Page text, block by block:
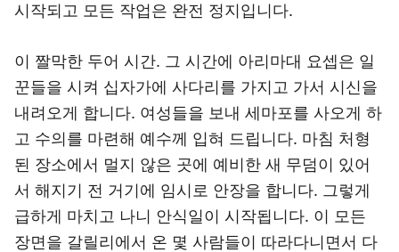
시작되고 모든 작업은 완전 정지입니다.
이 짤막한 두어 시간. 그 시간에 아리마대 요셉은 일
꾼들을 시켜 십자가에 사다리를 가지고 가서 시신을
내려오게 합니다. 여성들을 보내 세마포를 사오게 하
고 수의를 마련해 예수께 입혀 드립니다. 마침 처형
된 장소에서 멀지 않은 곳에 예비한 새 무덤이 있어
서 해지기 전 거기에 임시로 안장을 합니다. 그렇게
급하게 마치고 나니 안식일이 시작됩니다. 이 모든
장면을 갈릴리에서 온 몇 사람들이 따라다니면서 다